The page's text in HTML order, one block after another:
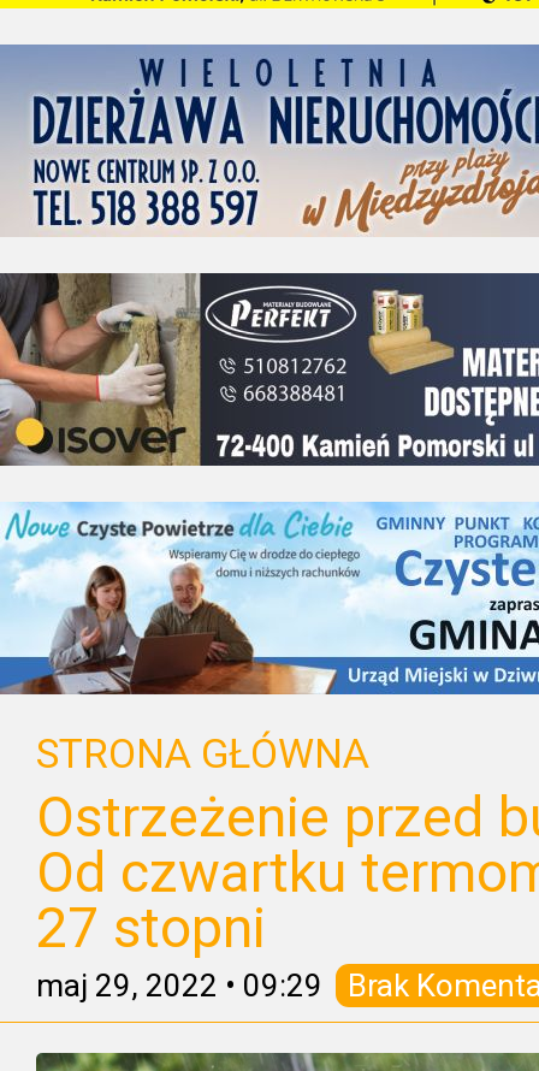
STRONA GŁÓWNA
Ostrzeżenie przed
Od czwartku
27 stopni
maj 29, 2022 • 09:29 Brak